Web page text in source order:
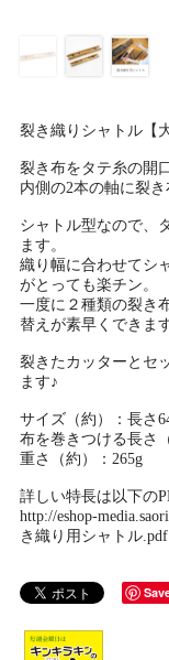
裂き織りシャトル【大
裂き布をタテ糸の開
内側の2本の軸に裂
シャトル型なので、
ます。
織り幅に合わせてシ
がとっても楽チン。
一度に２種類の裂き
替えが素早くできます
裂きたカッターとセ
ます♪
サイズ（約）：長さ
布を巻きつける長さ
重さ（約）：265g
詳しい特長は以下の
http://eshop-
き織り用シャトル.pdf